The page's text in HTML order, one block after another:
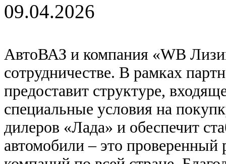
09.04.2026
АвтоВАЗ и компания «WB
сотрудничестве. В рамках
предоставит структуре,
специальные условия на
дилеров «Лада» и обеспечит
автомобили – это